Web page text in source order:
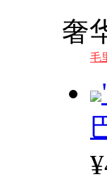
奢
毛